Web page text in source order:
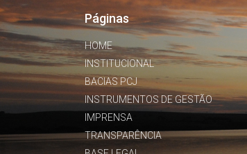
Páginas
HOME
INSTITUCIONAL
BACIAS PCJ
INSTRUMENTOS DE GESTÃO
IMPRENSA
TRANSPARÊNCIA